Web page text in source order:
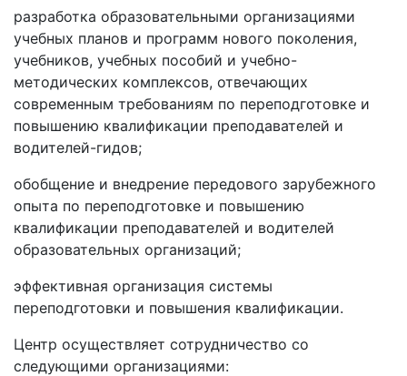
разработка образовательными организациями
учебных планов и программ нового поколения,
учебников, учебных пособий и учебно-
методических комплексов, отвечающих
современным требованиям по переподготовке и
повышению квалификации преподавателей и
водителей-гидов;
обобщение и внедрение передового зарубежного
опыта по переподготовке и повышению
квалификации преподавателей и водителей
образовательных организаций;
эффективная организация системы
переподготовки и повышения квалификации.
Центр осуществляет сотрудничество со
следующими организациями: